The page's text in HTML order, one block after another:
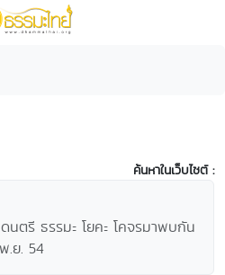
ค้นหาในเว็บไซต์ :
นตรี ธรรมะ โยคะ โคจรมาพบกัน
.ย. 54